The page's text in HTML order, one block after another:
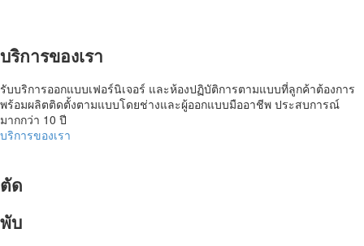
บริการของเรา
รับบริการออกแบบเฟอร์นิเจอร์ และห้องปฏิบัติการตามแบบที่ลูกค้าต้องการ
พร้อมผลิตติดตั้งตามแบบโดยช่างและผู้ออกแบบมืออาชีพ ประสบการณ์
มากกว่า 10 ปี
บริการของเรา
ตัด
พับ